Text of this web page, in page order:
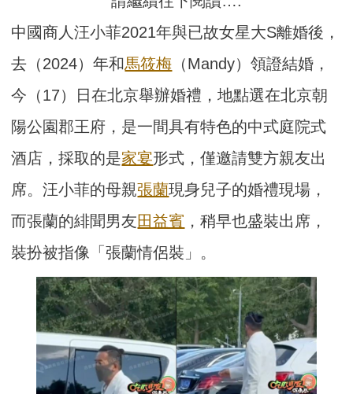
中國商人汪小菲2021年與已故女星大S離婚後，
去（2024）年和馬筱梅 （Mandy）領證結婚，
今（17）日在北京舉辦婚禮，地點選在北京朝
陽公園郡王府，是一間具有特色的中式庭院式
酒店，採取的是家宴形式，僅邀請雙方親友出
席。汪小菲的母親張蘭現身兒子的婚禮現場，
而張蘭的緋聞男友田益賓 ，稍早也盛裝出席，
裝扮被指像「張蘭情侶裝」。